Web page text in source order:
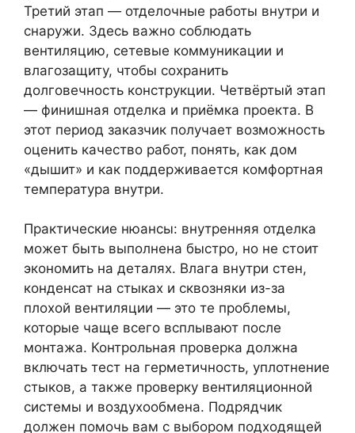
Третий этап — отделочные работы внутри и
снаружи. Здесь важно соблюдать
вентиляцию, сетевые коммуникации и
влагозащиту, чтобы сохранить
долговечность конструкции. Четвёртый этап
— финишная отделка и приёмка проекта. В
этот период заказчик получает возможность
оценить качество работ, понять, как дом
«дышит» и как поддерживается комфортная
температура внутри.
Практические нюансы: внутренняя отделка
может быть выполнена быстро, но не стоит
экономить на деталях. Влага внутри стен,
конденсат на стыках и сквозняки из-за
плохой вентиляции — это те проблемы,
которые чаще всего всплывают после
монтажа. Контрольная проверка должна
включать тест на герметичность, уплотнение
стыков, а также проверку вентиляционной
системы и воздухообмена. Подрядчик
должен помочь вам с выбором подходящей